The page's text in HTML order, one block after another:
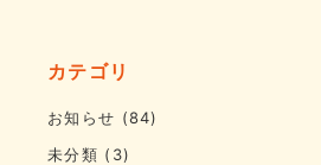
カテゴリ
お知らせ (84)
未分類 (3)